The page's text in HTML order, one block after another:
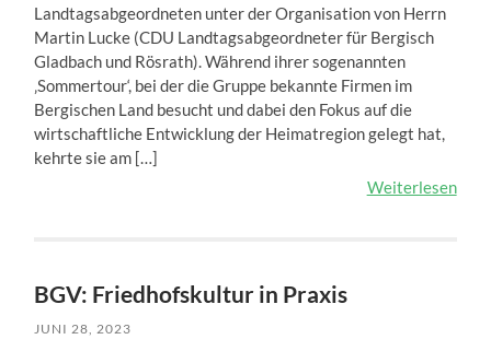
Landtagsabgeordneten unter der Organisation von Herrn
Martin Lucke (CDU Landtagsabgeordneter für Bergisch
Gladbach und Rösrath). Während ihrer sogenannten
‚Sommertour‘, bei der die Gruppe bekannte Firmen im
Bergischen Land besucht und dabei den Fokus auf die
wirtschaftliche Entwicklung der Heimatregion gelegt hat,
kehrte sie am […]
Weiterlesen
BGV: Friedhofskultur in Praxis
JUNI 28, 2023